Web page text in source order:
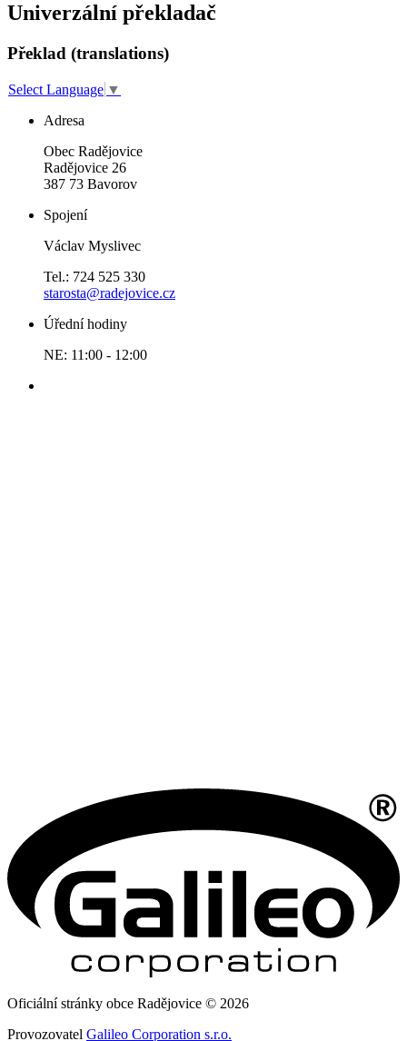
Univerzální překladač
Překlad (translations)
Select Language ▼
Adresa
Obec Radějovice
Radějovice 26
387 73 Bavorov
Spojení
Václav Myslivec
Tel.: 724 525 330
starosta@radejovice.cz
Úřední hodiny
NE: 11:00 - 12:00
Oficiální stránky obce Radějovice © 2026
Provozovatel Galileo Corporation s.r.o.